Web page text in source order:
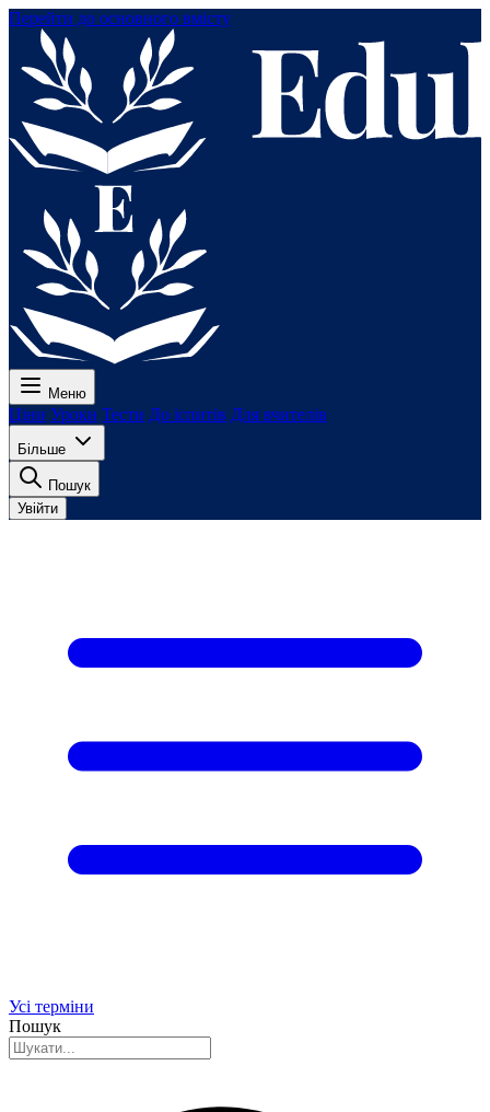
Перейти до основного вмісту
Меню
Ціни Уроки Тести До іспитів Для вчителів
Більше
Пошук
Увійти
Усі терміни
Пошук